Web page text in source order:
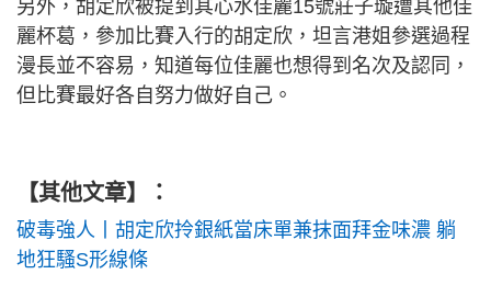
另外，胡定欣被提到其心水佳麗15號莊子璇遭其他佳
麗杯葛，參加比賽入行的胡定欣，坦言港姐參選過程
漫長並不容易，知道每位佳麗也想得到名次及認同，
但比賽最好各自努力做好自己。
【其他文章】：
破毒強人丨胡定欣拎銀紙當床單兼抹面拜金味濃 躺
地狂騷S形線條